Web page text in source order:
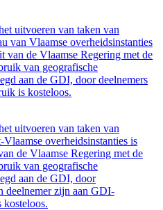
uitvoeren van taken van
van Vlaamse overheidsinstanties
van de Vlaamse Regering met de
van geografische
aan de GDI, door deelnemers
is kosteloos.
uitvoeren van taken van
overheidsinstanties is
de Vlaamse Regering met de
van geografische
aan de GDI, door
deelnemer zijn aan GDI-